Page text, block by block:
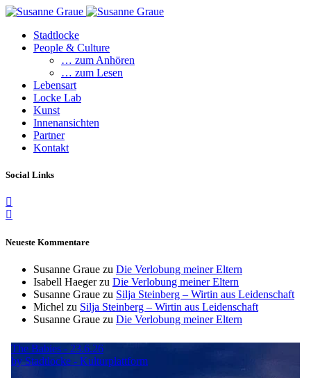
Stadtlocke
People & Culture
… zum Anhören
… zum Lesen
Lebensart
Locke Lab
Kunst
Innenansichten
Partner
Kontakt
Social Links
Neueste Kommentare
Susanne Graue zu Die Verlobung meiner Eltern
Isabell Haegerzu Die Verlobung meiner Eltern
Susanne Graue zu Silja Steinberg – Wirtin aus Leidenschaft
Michel zu Silja Steinberg – Wirtin aus Leidenschaft
Susanne Graue zu Die Verlobung meiner Eltern